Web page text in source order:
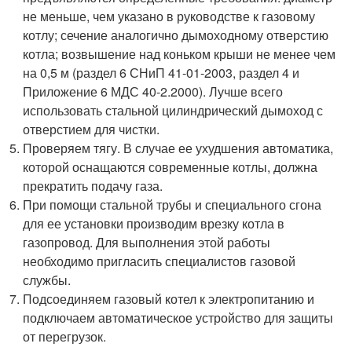
не меньше, чем указано в руководстве к газовому
котлу; сечение аналогично дымоходному отверстию
котла; возвышение над коньком крыши не менее чем
на 0,5 м (раздел 6 СНиП 41-01-2003, раздел 4 и
Приложение 6 МДС 40-2.2000). Лучше всего
использовать стальной цилиндрический дымоход с
отверстием для чистки.
Проверяем тягу. В случае ее ухудшения автоматика,
которой оснащаются современные котлы, должна
прекратить подачу газа.
При помощи стальной трубы и специального сгона
для ее установки производим врезку котла в
газопровод. Для выполнения этой работы
необходимо пригласить специалистов газовой
службы.
Подсоединяем газовый котел к электропитанию и
подключаем автоматическое устройство для защиты
от перегрузок.